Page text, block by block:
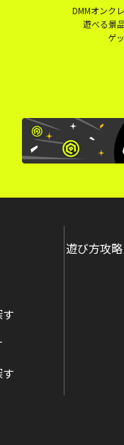
DMMオンク
遊べる景
ゲ
遊び方攻略